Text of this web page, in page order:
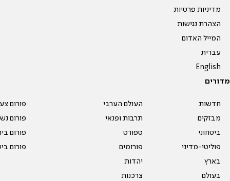
מדיניות פרטיות
הצהרת נגישות
המייל האדום
עברית
English
מדורים
חדשות
מבזקים
ביטחוני
פוליטי-מדיני
בארץ
בעולם
העולם הערבי
תרבות ופנאי
ספורט
פורומים
יהדות
צרכנות
פורום
פורום
פורום
פורום